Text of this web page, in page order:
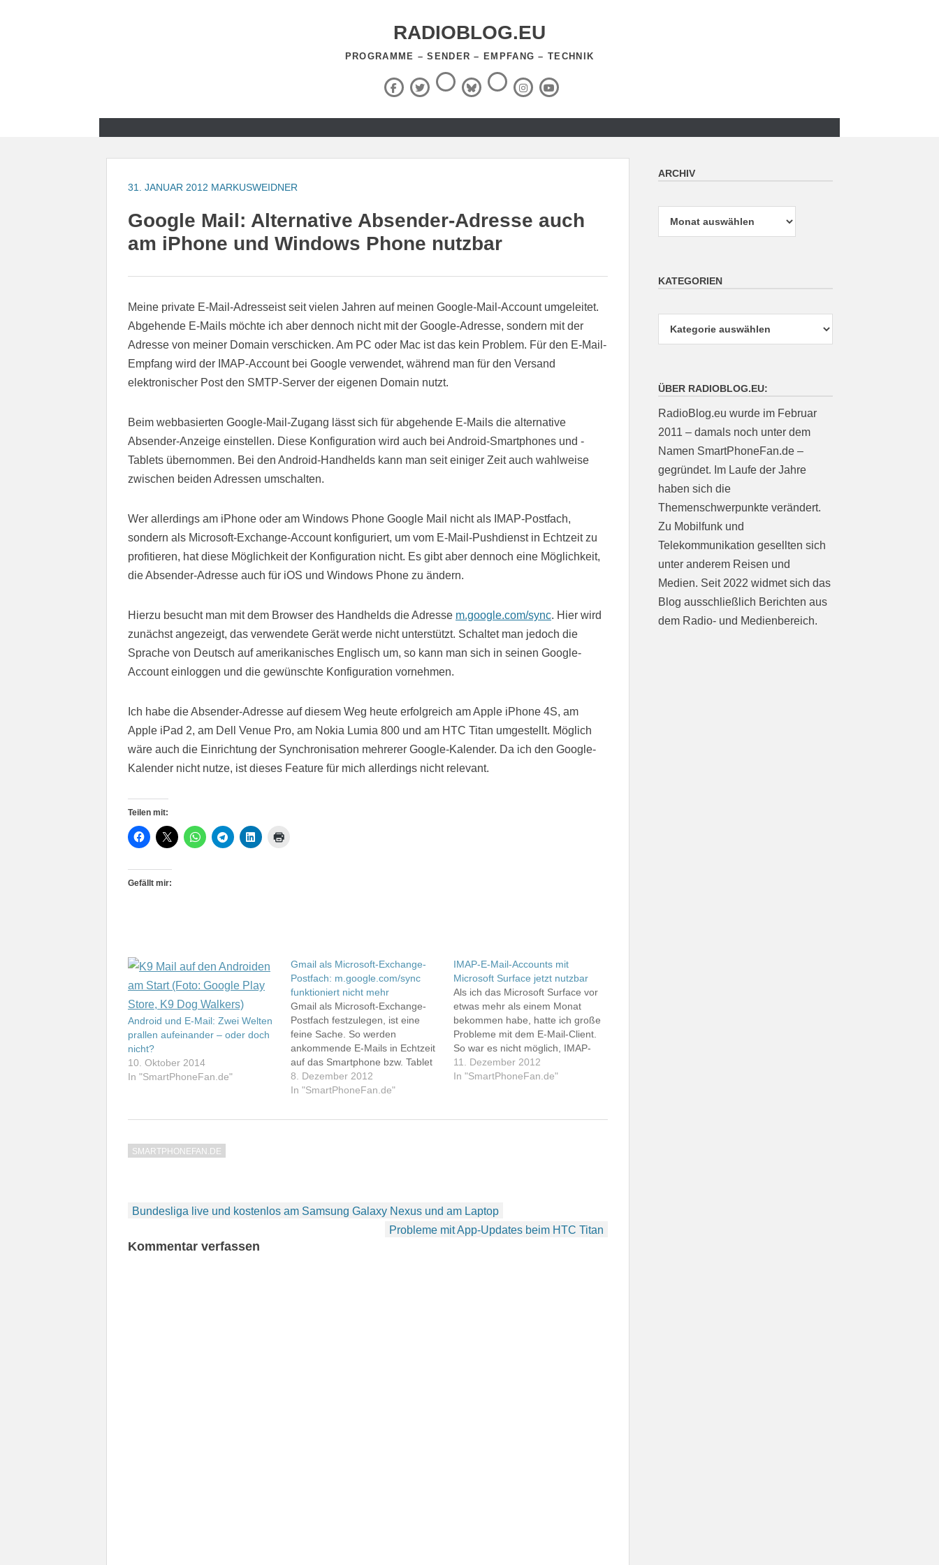
RADIOBLOG.EU
PROGRAMME – SENDER – EMPFANG – TECHNIK
Facebook
X
(Twitter)
ThreadsBlueSky
RSS-
Feed InstagramYouTube
31. JANUAR 2012 MARKUSWEIDNER
Google Mail: Alternative Absender-Adresse auch
am iPhone und Windows Phone nutzbar
Meine private E-Mail-Adresseist seit vielen Jahren auf meinen Google-Mail-Account umgeleitet.
Abgehende E-Mails möchte ich aber dennoch nicht mit der Google-Adresse, sondern mit der
Adresse von meiner Domain verschicken. Am PC oder Mac ist das kein Problem. Für den E-Mail-
Empfang wird der IMAP-Account bei Google verwendet, während man für den Versand
elektronischer Post den SMTP-Server der eigenen Domain nutzt.
Beim webbasierten Google-Mail-Zugang lässt sich für abgehende E-Mails die alternative
Absender-Anzeige einstellen. Diese Konfiguration wird auch bei Android-Smartphones und -
Tablets übernommen. Bei den Android-Handhelds kann man seit einiger Zeit auch wahlweise
zwischen beiden Adressen umschalten.
Wer allerdings am iPhone oder am Windows Phone Google Mail nicht als IMAP-Postfach,
sondern als Microsoft-Exchange-Account konfiguriert, um vom E-Mail-Pushdienst in Echtzeit zu
profitieren, hat diese Möglichkeit der Konfiguration nicht. Es gibt aber dennoch eine Möglichkeit,
die Absender-Adresse auch für iOS und Windows Phone zu ändern.
Hierzu besucht man mit dem Browser des Handhelds die Adresse m.google.com/sync. Hier wird
zunächst angezeigt, das verwendete Gerät werde nicht unterstützt. Schaltet man jedoch die
Sprache von Deutsch auf amerikanisches Englisch um, so kann man sich in seinen Google-
Account einloggen und die gewünschte Konfiguration vornehmen.
Ich habe die Absender-Adresse auf diesem Weg heute erfolgreich am Apple iPhone 4S, am
Apple iPad 2, am Dell Venue Pro, am Nokia Lumia 800 und am HTC Titan umgestellt. Möglich
wäre auch die Einrichtung der Synchronisation mehrerer Google-Kalender. Da ich den Google-
Kalender nicht nutze, ist dieses Feature für mich allerdings nicht relevant.
Teilen mit:
Gefällt mir:
Android und E-Mail: Zwei Welten
prallen aufeinander – oder doch
nicht?
10. Oktober 2014
In "SmartPhoneFan.de"
Gmail als Microsoft-Exchange-
Postfach: m.google.com/sync
funktioniert nicht mehr
Gmail als Microsoft-Exchange-
Postfach festzulegen, ist eine
feine Sache. So werden
ankommende E-Mails in Echtzeit
auf das Smartphone bzw. Tablet
gepusht. Unter der Adresse
m.google.com/sync konnte man
Adressen aktivieren, so dass die
8. Dezember 2012
In "SmartPhoneFan.de"
IMAP-E-Mail-Accounts mit
Microsoft Surface jetzt nutzbar
Als ich das Microsoft Surface vor
etwas mehr als einem Monat
bekommen habe, hatte ich große
Probleme mit dem E-Mail-Client.
So war es nicht möglich, IMAP-
Postfächer zu nutzen, so dass ich
das Routing für eine meiner E-
Funktion am Surface mit einem
11. Dezember 2012
In "SmartPhoneFan.de"
SMARTPHONEFAN.DE
Beitragsnavigation
Bundesliga live und kostenlos am Samsung Galaxy Nexus und am Laptop
Probleme mit App-Updates beim HTC Titan
Kommentar verfassen
ARCHIV
KATEGORIEN
ÜBER RADIOBLOG.EU:
RadioBlog.eu wurde im Februar
2011 – damals noch unter dem
Namen SmartPhoneFan.de –
gegründet. Im Laufe der Jahre
haben sich die
Themenschwerpunkte verändert.
Zu Mobilfunk und
Telekommunikation gesellten sich
unter anderem Reisen und
Medien. Seit 2022 widmet sich das
Blog ausschließlich Berichten aus
dem Radio- und Medienbereich.